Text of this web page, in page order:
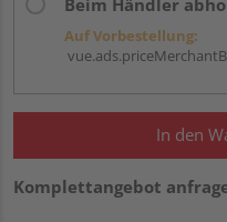
Auf Vorbestellung:
In den
Komplettangebot